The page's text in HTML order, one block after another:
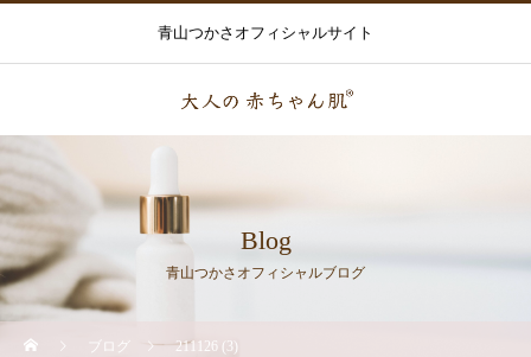
青山つかさオフィシャルサイト
Blog
青山つかさオフィシャルブログ
ブログ 211126 (3)